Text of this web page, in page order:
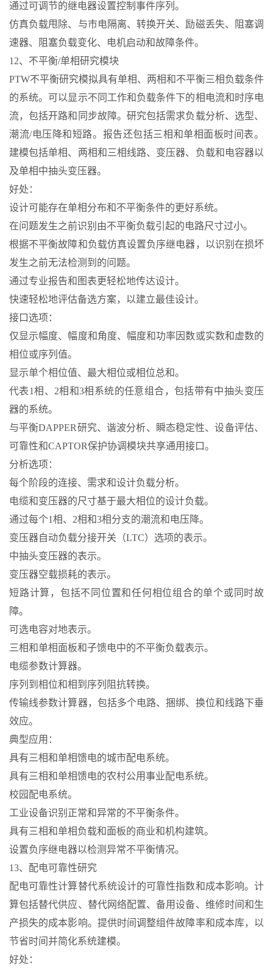
通过可调节的继电器设置控制事件序列。
仿真负载甩除、与市电隔离、转换开关、励磁丢失、阻塞调
速器、阻塞负载变化、电机启动和故障条件。
12、不平衡/单相研究模块
PTW不平衡研究模拟具有单相、两相和不平衡三相负载条件
的系统。可以显示不同工作和负载条件下的相电流和时序电
流，包括开路和同步故障。研究包括需求负载分析、选型、
潮流/电压降和短路。报告还包括三相和单相面板时间表。
建模包括单相、两相和三相线路、变压器、负载和电容器以
及单相中抽头变压器。
好处：
设计可能存在单相分布和不平衡条件的更好系统。
在问题发生之前识别由不平衡负载引起的电路尺寸过小。
根据不平衡故障和负载仿真设置负序继电器，以识别在损坏
发生之前无法检测到的问题。
通过专业报告和图表更轻松地传达设计。
快速轻松地评估备选方案，以建立最佳设计。
接口选项：
仅显示幅度、幅度和角度、幅度和功率因数或实数和虚数的
相位或序列值。
显示单个相位值、最大相位或相位总和。
代表1相、2相和3相系统的任意组合，包括带有中抽头变压
器的系统。
与平衡DAPPER研究、谐波分析、瞬态稳定性、设备评估、
可靠性和CAPTOR保护协调模块共享通用接口。
分析选项：
每个阶段的连接、需求和设计负载分析。
电缆和变压器的尺寸基于最大相位的设计负载。
通过每个1相、2相和3相分支的潮流和电压降。
变压器自动负载分接开关（LTC）选项的表示。
中抽头变压器的表示。
变压器空载损耗的表示。
短路计算，包括不同位置和任何相位组合的单个或同时故
障。
可选电容对地表示。
三相和单相面板和子馈电中的不平衡负载表示。
电缆参数计算器。
序列到相位和相到序列阻抗转换。
传输线参数计算器，包括多个电路、捆绑、换位和线路下垂
效应。
典型应用：
具有三相和单相馈电的城市配电系统。
具有三相和单相馈电的农村公用事业配电系统。
校园配电系统。
工业设备识别正常和异常的不平衡条件。
具有三相和单相负载和面板的商业和机构建筑。
设置负序继电器以检测异常不平衡情况。
13、配电可靠性研究
配电可靠性计算替代系统设计的可靠性指数和成本影响。计
算包括替代供应、替代网络配置、备用设备、维修时间和生
产损失的成本影响。提供时间调整组件故障率和成本库，以
节省时间并简化系统建模。
好处：